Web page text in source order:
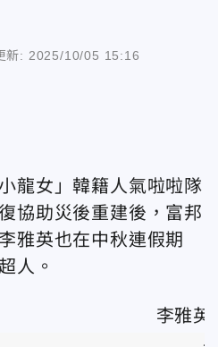
新: 2025/10/05 15:16
龍女」韓籍人氣啦啦隊
協助災後重建後，富邦
雅英也在中秋連假期
人。